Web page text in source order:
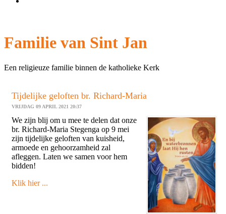
Familie van Sint Jan
Een religieuze familie binnen de katholieke Kerk
Tijdelijke geloften br. Richard-Maria
VRIJDAG 09 APRIL 2021 20:37
We zijn blij om u mee te delen dat onze
br. Richard-Maria Stegenga op 9 mei
zijn tijdelijke geloften van kuisheid,
armoede en gehoorzamheid zal
afleggen. Laten we samen voor hem
bidden!
Klik hier ...